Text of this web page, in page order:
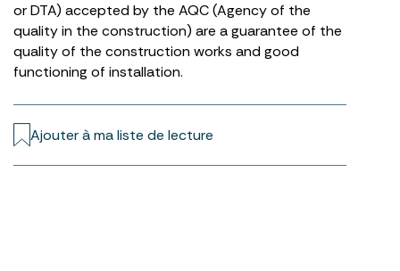
or DTA) accepted by the AQC (Agency of the
quality in the construction) are a guarantee of the
quality of the construction works and good
functioning of installation.
Ajouter à ma liste de lecture